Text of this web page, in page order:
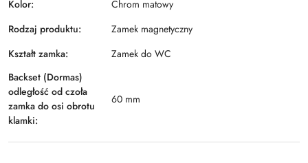
Kolor:
Chrom matowy
Rodzaj produktu:
Zamek magnetyczny
Kształt zamka:
Zamek do WC
Backset (Dormas)
odległość od czoła
zamka do osi obrotu
klamki:
60 mm